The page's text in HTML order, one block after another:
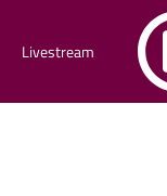
Livestream